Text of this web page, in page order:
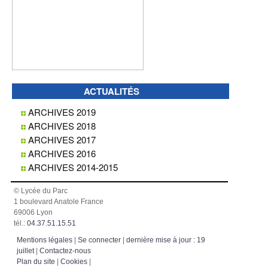
ACTUALITÉS
ARCHIVES 2019
ARCHIVES 2018
ARCHIVES 2017
ARCHIVES 2016
ARCHIVES 2014-2015
© Lycée du Parc
1 boulevard Anatole France
69006 Lyon
tél.:04.37.51.15.51
Mentions légales |Se connecter |dernière mise à jour : 19
juillet|Contactez-nous
Plan du site |Cookies